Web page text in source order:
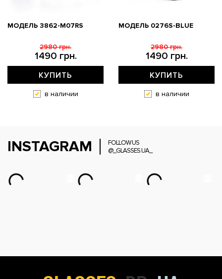
МОДЕЛЬ 3862-M07RS
1490 грн.
2980 грн.
КУПИТЬ
в наличии
МОДЕЛЬ 0276S-BLUE
1490 грн.
2980 грн.
КУПИТЬ
в наличии
INSTAGRAM
FOLLOW US
@_GLASSES.UA_